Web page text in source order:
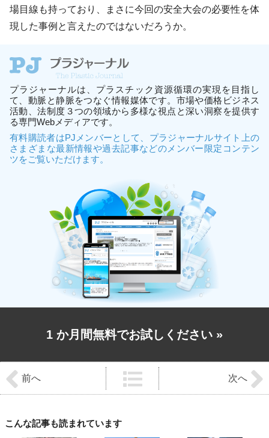
場目線も持っており、まさに今回の安全大会の必要性を体
現した事例と言えたのではないだろうか。
プラジャーナルは、プラスチック資源循環の実現を目指し
て、動脈と静脈をつなぐ情報媒体です。市場や価格ビジネス
活動、法制度３つの領域から多様な視点と深い洞察を提供す
る専門Webメディアです。
有料購読者はPJメンバーとして、プラジャーナルサイト上の
さまざまな最新情報や過去記事などのメンバー限定コンテン
ツをご覧いただけます。
1 か月間無料でお試しください »
後
の
記
の
前へ 次へ
こんな記事も読まれています